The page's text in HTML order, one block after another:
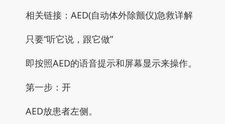
相关链接：AED(自动体外除颤仪)急救详解
只要“听它说，跟它做”
即按照AED的语音提示和屏幕显示来操作。
第一步：开
AED放患者左侧。